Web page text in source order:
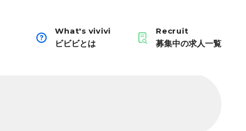
What's vivivi
ビビビとは
Recruit
募集中の求人一覧